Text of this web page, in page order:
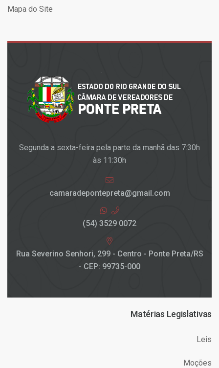
Mapa do Site
Segunda a sexta-feira pela parte da manhã das 7:30h
às 11:30h
camaradepontepreta@gmail.com
(54) 3529 0072
Rua Severino Senhori, 299 - Centro - Ponte Preta/RS
- CEP: 99735-000
Matérias Legislativas
Leis
Moções